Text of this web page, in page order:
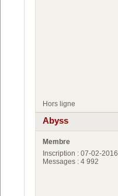
Hors ligne
Abyss
Membre
Inscription : 07-02-2016
Messages : 4 992